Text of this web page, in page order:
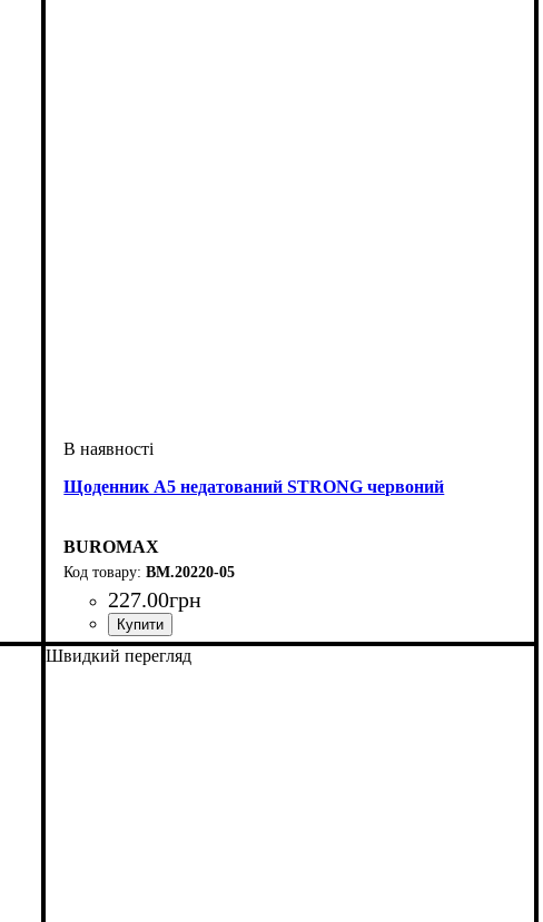
Щоденник А5 недатований STRONG червоний
BUROMAX
BM.20220-05
227.00грн
Швидкий перегляд